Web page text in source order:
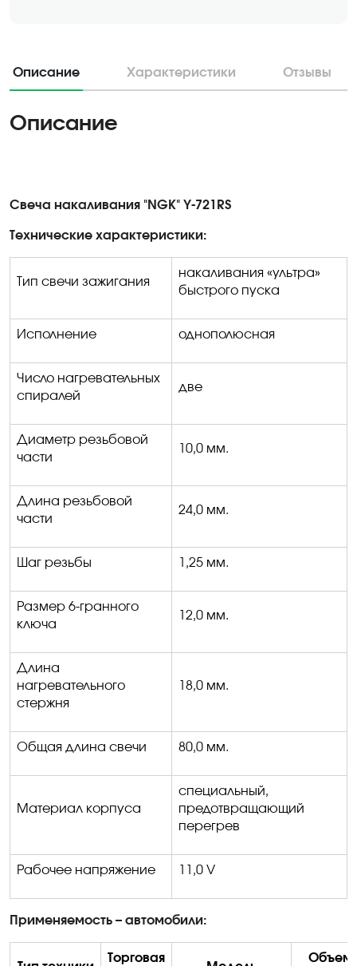
Описание Характеристики Отзывы
Описание
Свеча накаливания "NGK" Y-721RS
Технические характеристики:
Тип свечи зажигания
накаливания «ультра»
быстрого пуска
Исполнение однополюсная
Число нагревательных
спиралей
две
Диаметр резьбовой
части
10,0 мм.
Длина резьбовой
части
24,0 мм.
Шаг резьбы 1,25 мм.
Размер 6-гранного
ключа
12,0 мм.
Длина
нагревательного
стержня
18,0 мм.
Общая длина свечи 80,0 мм.
Материал корпуса
специальный,
предотвращающий
перегрев
Рабочее напряжение 11,0 V
Применяемость – автомобили:
Торговая Объем